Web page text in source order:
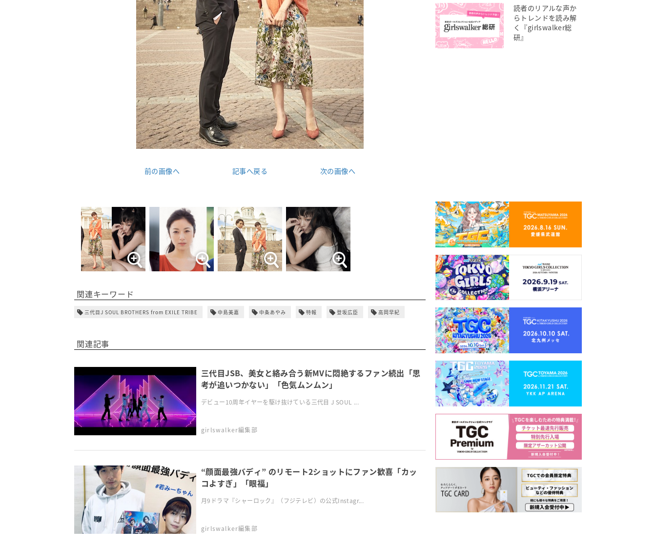
前の画像へ 記事へ戻る 次の画像へ
関連キーワード
三代目J SOUL BROTHERS from EXILE TRIBE 中島美嘉 中条あやみ 特報 登坂広臣 高岡早紀
関連記事
三代目JSB、美女と絡み合う新MVに悶絶するファン続出「思
考が追いつかない」「色気ムンムン」
デビュー10周年イヤーを駆け抜けている三代目 J SOUL ...
girlswalker編集部
“顔面最強バディ” のリモート2ショットにファン歓喜「カッ
コよすぎ」「眼福」
月9ドラマ『シャーロック』（フジテレビ）の公式Instagr...
girlswalker編集部
読者のリアルな声か
らトレンドを読み解
く『girlswalker総
研』